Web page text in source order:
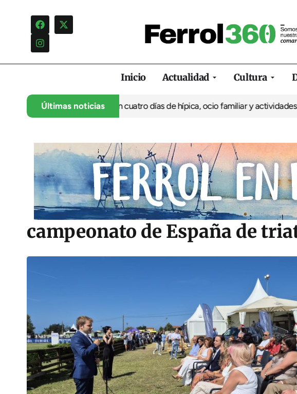
Inicio Actualidad Cultura
Últimas noticias
su 35º aniversario con cuatro días de hípica, ocio familiar y actividades para
campeonato de España de